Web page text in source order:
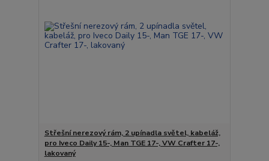
Střešní nerezový rám, 2 upínadla světel, kabeláž,
pro Iveco Daily 15-, Man TGE 17-, VW Crafter 17-,
lakovaný